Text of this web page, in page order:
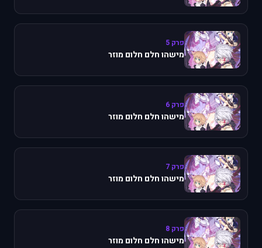
פרק 5
מישהו חלם חלום מוזר
פרק 6
מישהו חלם חלום מוזר
פרק 7
מישהו חלם חלום מוזר
פרק 8
מישהו חלם חלום מוזר